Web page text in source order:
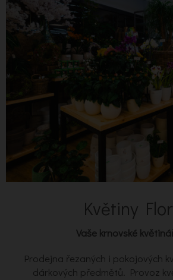
Květiny
Vaše krnovské
Prodejna řezaných i pokojových
dárkových předmětů. Provoz